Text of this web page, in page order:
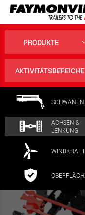
PRODUKTE
AKTIVITÄTSBEREICHE
ACHSEN &
LENKUNG
WINDKRAFT